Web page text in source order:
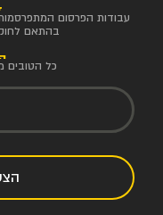
עבודות הפרסום
בהתאם לחוק
כל הטובים